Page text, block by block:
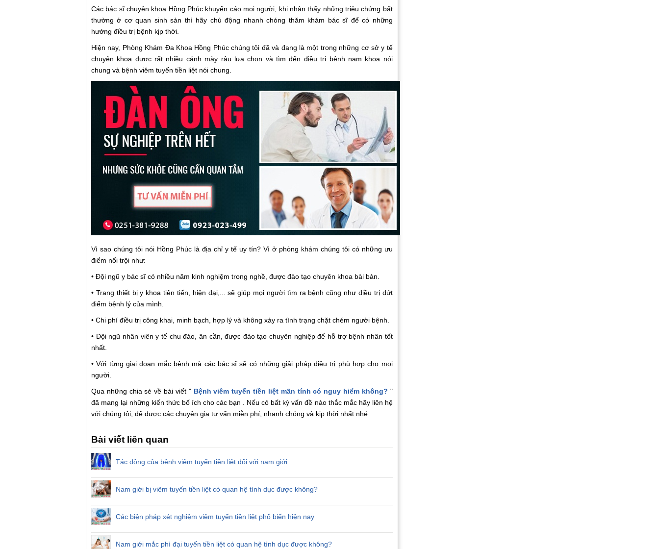
Các bác sĩ chuyên khoa Hồng Phúc khuyến cáo mọi người, khi nhận thấy những triệu chứng bất
thường ở cơ quan sinh sản thì hãy chủ động nhanh chóng thăm khám bác sĩ để có những
hướng điều trị bệnh kịp thời.
Hiện nay, Phòng Khám Đa Khoa Hồng Phúc chúng tôi đã và đang là một trong những cơ sở y tế
chuyên khoa được rất nhiều cánh mày râu lựa chọn và tìm đến điều trị bệnh nam khoa nói
chung và bệnh viêm tuyến tiền liệt nói chung.
Vì sao chúng tôi nói Hồng Phúc là địa chỉ y tế uy tín? Vì ở phòng khám chúng tôi có những ưu
điểm nổi trội như:
• Đội ngũ y bác sĩ có nhiều năm kinh nghiệm trong nghề, được đào tạo chuyên khoa bài bản.
• Trang thiết bị y khoa tiên tiến, hiện đại,... sẽ giúp mọi người tìm ra bệnh cũng như điều trị dứt
điểm bệnh lý của mình.
• Chi phí điều trị công khai, minh bạch, hợp lý và không xảy ra tình trạng chặt chém người bệnh.
• Đội ngũ nhân viên y tế chu đáo, ân cần, được đào tạo chuyên nghiệp để hỗ trợ bệnh nhân tốt
nhất.
• Với từng giai đoạn mắc bệnh mà các bác sĩ sẽ có những giải pháp điều trị phù hợp cho mọi
người.
Qua những chia sẻ về bài viết " Bệnh viêm tuyến tiền liệt mãn tính có nguy hiểm không? "
đã mang lại những kiến thức bố ích cho các bạn . Nếu có bất kỳ vấn đề nào thắc mắc hãy liên hệ
với chúng tôi, để được các chuyên gia tư vấn miễn phí, nhanh chóng và kịp thời nhất nhé
Bài viết liên quan
Tác động của bệnh viêm tuyến tiền liệt đối với nam giới
Nam giới bị viêm tuyến tiền liệt có quan hệ tình dục được không?
Các biện pháp xét nghiệm viêm tuyến tiền liệt phổ biến hiện nay
Nam giới mắc phì đại tuyến tiền liệt có quan hệ tình dục được không?